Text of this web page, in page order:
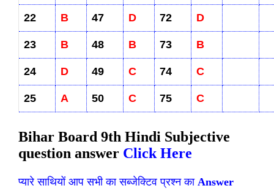
22 B 47 D 72 D
23 B 48 B 73 B
24 D 49 C 74 C
25 A 50 C 75 C
Bihar Board 9th Hindi Subjective
question answer Click Here
प्यारे साथियों आप सभी का सब्जेक्टिव प्रश्न का Answer